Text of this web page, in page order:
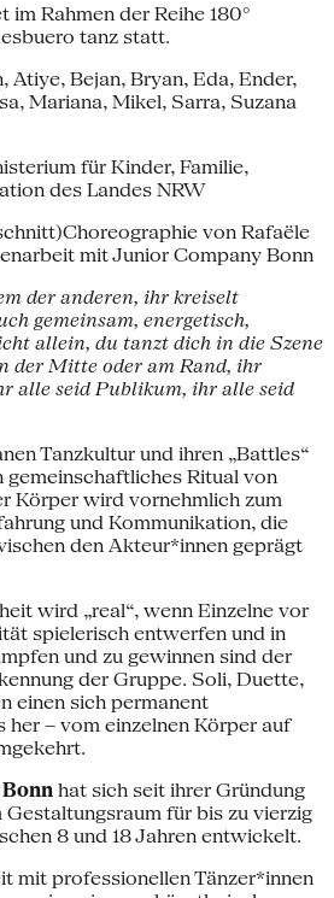
Rahmen der Reihe 180°
tanz statt.
Atiye, Bejan, Bryan, Eda, Ender,
Mariana, Mikel, Sarra, Suzana
für Kinder, Familie,
des Landes NRW
von Rafaële
mit Junior Company Bonn
der anderen, ihr kreiselt
gemeinsam, energetisch,
allein, du tanzt dich in die Szene
der Mitte oder am Rand, ihr
alle seid Publikum, ihr alle seid
Tanzkultur und ihren „Battles“
gemeinschaftliches Ritual von
Körper wird vornehmlich zum
und Kommunikation, die
den Akteur*innen geprägt
wird „real“, wenn Einzelne vor
spielerisch entwerfen und in
und zu gewinnen sind der
der Gruppe. Soli, Duette,
einen sich permanent
her – vom einzelnen Körper auf
hat sich seit ihrer Gründung
Gestaltungsraum für bis zu vierzig
8 und 18 Jahren entwickelt.
mit professionellen Tänzer*innen